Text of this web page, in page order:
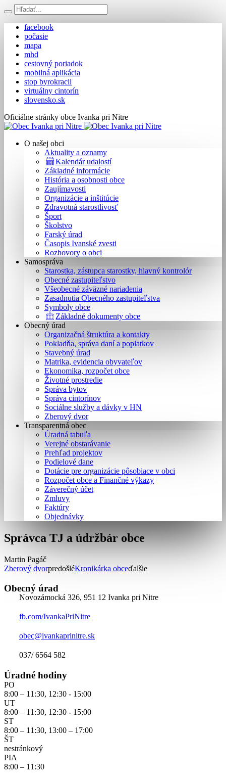
facebook
počasie
mapa
mhd
cestovný poriadok
mobilná aplikácia
stop byrokracii
virtuálny cintorín
slovensko.sk
Oficiálne stránky obce Ivanka pri Nitre
O našej obci
Aktuality a oznamy
Kalendár udalostí
Základné informácie
História a osobnosti obce
Zaujímavosti
Organizácie a inštitúcie
Zdravotná starostlivosť
Šport
Školstvo
Farský úrad
Časopis Ivanské zvesti
Rozhovory o obci
Samospráva
Starostka, zástupca starostky, hlavný kontrolór
Obecné zastupiteľstvo
Všeobecné záväzné nariadenia
Zasadnutia Obecného zastupiteľstva
Symboly obce
Základné dokumenty obce
Obecný úrad
Organizačná štruktúra a kontakty
Pokladňa, správa daní a poplatkov
Stavebný úrad
Matrika, evidencia obyvateľov
Ekonomika, rozpočet obce
Životné prostredie
Správa bytov
Správa cintorínov
Sociálne služby a dávky v HN
Zberový dvor
Transparentná obec
Úradná tabuľa
Verejné obstarávanie
Prehľad projektov
Podielové dane
Dotácie pre organizácie pôsobiace v obci
Rozpočet obce a Finančné výkazy
Záverečný účet
Zmluvy
Faktúry
Objednávky
Správca TJ a údržbár obce
Martin Pagáč
Zberový dvorpredošléKronikárka obceďalšie
Obecný úrad
Novozámocká 326, 951 12 Ivanka pri Nitre
fb.com/IvankaPriNitre
obec@ivankaprinitre.sk
037/ 6564 582
Úradné hodiny
PO
8:00 – 11:30, 12:30 - 15:00
UT
8:00 – 11:30, 12:30 - 15:00
ST
8:00 – 11:30, 13:00 – 17:00
ŠT
nestránkový
PIA
8:00 – 11:30